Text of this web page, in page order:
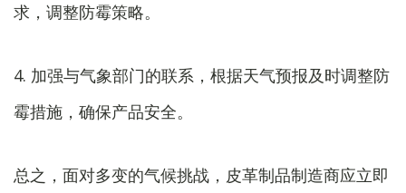
求，调整防霉策略。
4. 加强与气象部门的联系，根据天气预报及时调整防
霉措施，确保产品安全。
总之，面对多变的气候挑战，皮革制品制造商应立即